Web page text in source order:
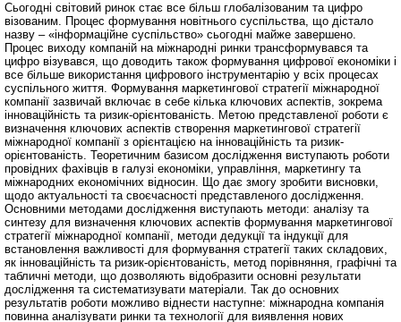
Сьогодні світовий ринок стає все більш глобалізованим та цифро
візованим. Процес формування новітнього суспільства, що дістало
назву – «інформаційне суспільство» сьогодні майже завершено.
Процес виходу компаній на міжнародні ринки трансформувався та
цифро візувався, що доводить також формування цифрової економіки і
все більше використання цифрового інструментарію у всіх процесах
суспільного життя. Формування маркетингової стратегії міжнародної
компанії зазвичай включає в себе кілька ключових аспектів, зокрема
інноваційність та ризик-орієнтованість. Метою представленої роботи є
визначення ключових аспектів створення маркетингової стратегії
міжнародної компанії з орієнтацією на інноваційність та ризик-
орієнтованість. Теоретичним базисом дослідження виступають роботи
провідних фахівців в галузі економіки, управління, маркетингу та
міжнародних економічних відносин. Що дає змогу зробити висновки,
щодо актуальності та своєчасності представленого дослідження.
Основними методами дослідження виступають методи: аналізу та
синтезу для визначення ключових аспектів формування маркетингової
стратегії міжнародної компанії, методи дедукції та індукції для
встановлення важливості для формування стратегії таких складових,
як інноваційність та ризик-орієнтованість, метод порівняння, графічні та
табличні методи, що дозволяють відобразити основні результати
дослідження та систематизувати матеріали. Так до основних
результатів роботи можливо віднести наступне: міжнародна компанія
повинна аналізувати ринки та технології для виявлення нових